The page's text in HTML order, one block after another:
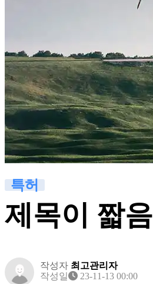
특허
제목이 짧음
작성자 최고관리자
작성일
23-11-13 00:00